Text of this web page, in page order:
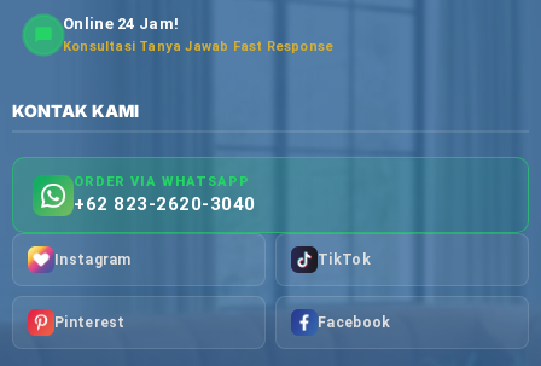
Online 24 Jam!
Konsultasi Tanya Jawab Fast Response
KONTAK KAMI
ORDER VIA WHATSAPP
+62 823-2620-3040
Instagram TikTok
Pinterest Facebook